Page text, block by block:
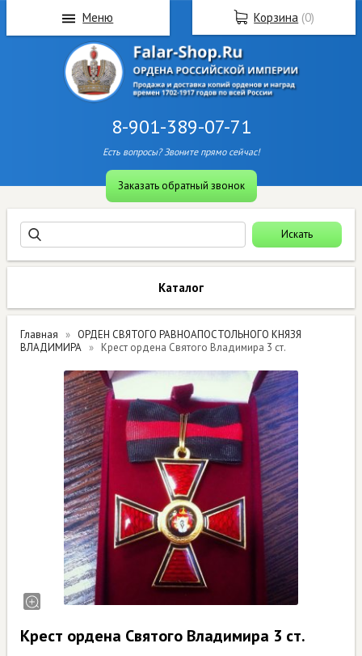
8-901-389-07-71
Есть вопросы? Звоните прямо сейчас!
Заказать обратный звонок
Каталог
Главная
ОРДЕН СВЯТОГО РАВНОАПОСТОЛЬНОГО КНЯЗЯ
ВЛАДИМИРА
Крест ордена Святого Владимира 3 ст.
Крест ордена Святого Владимира 3 ст.
Корзина (0)
Меню